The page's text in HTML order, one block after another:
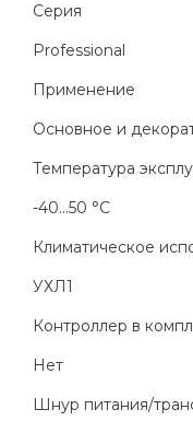
Серия
Professional
Применение
Основное и
Температура
-40...50 °C
Климатическое
УХЛ1
Контроллер в
Нет
Шнур питания/